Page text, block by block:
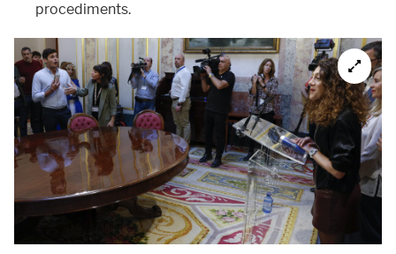
procediments.